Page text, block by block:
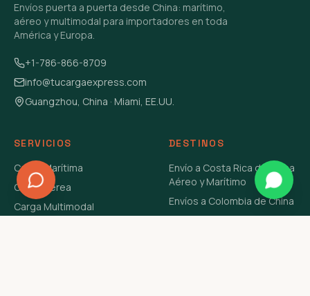
Envíos puerta a puerta desde China: marítimo,
aéreo y multimodal para importadores en toda
América y Europa.
+1-786-866-8709
info@tucargaexpress.com
Guangzhou, China · Miami, EE.UU.
SERVICIOS
Carga Marítima
Carga Aérea
Carga Multimodal
DESTINOS
Envío a Costa Rica de China
Aéreo y Marítimo
Envíos a Colombia de China